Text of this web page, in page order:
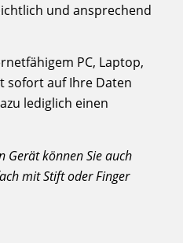
und ansprechend
PC, Laptop,
sofort auf Ihre Daten
lediglich einen
Gerät können Sie auch
mit Stift oder Finger